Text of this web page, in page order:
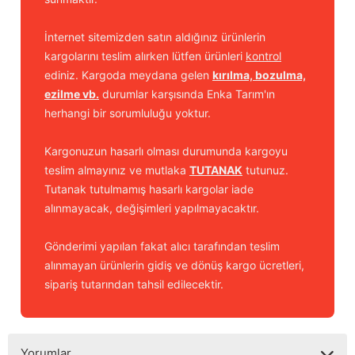
İnternet sitemizden satın aldığınız ürünlerin
kargolarını teslim alırken lütfen ürünleri kontrol
ediniz. Kargoda meydana gelen kırılma, bozulma,
ezilme vb. durumlar karşısında Enka Tarım'ın
herhangi bir sorumluluğu yoktur.
Kargonuzun hasarlı olması durumunda kargoyu
teslim almayınız ve mutlaka TUTANAK tutunuz.
Tutanak tutulmamış hasarlı kargolar iade
alınmayacak, değişimleri yapılmayacaktır.
Gönderimi yapılan fakat alıcı tarafından teslim
alınmayan ürünlerin gidiş ve dönüş kargo ücretleri,
sipariş tutarından tahsil edilecektir.